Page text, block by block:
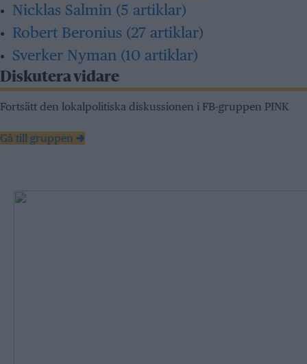
Nicklas Salmin (5 artiklar)
Robert Beronius (27 artiklar)
Sverker Nyman (10 artiklar)
Diskutera vidare
Fortsätt den lokalpolitiska diskussionen i FB-gruppen PINK
Gå till gruppen →